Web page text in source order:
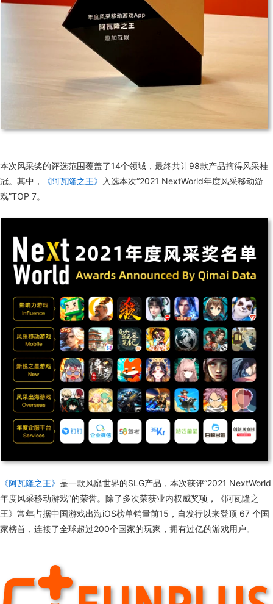
本次风采奖的评选范围覆盖了14个领域，最终共计98款产品摘得风采桂
冠。其中，
《阿瓦隆之王》
入选本次“2021 NextWorld年度风采移动游
戏”TOP 7。
《阿瓦隆之王》 是一款风靡世界的SLG产品，本次获评“2021 NextWorld
年度风采移动游戏”的荣誉。除了多次荣获业内权威奖项，《阿瓦隆之
王》常年占据中国游戏出海iOS榜单销量前15，自发行以来登顶 67 个国
家榜首，连接了全球超过200个国家的玩家，拥有过亿的游戏用户。